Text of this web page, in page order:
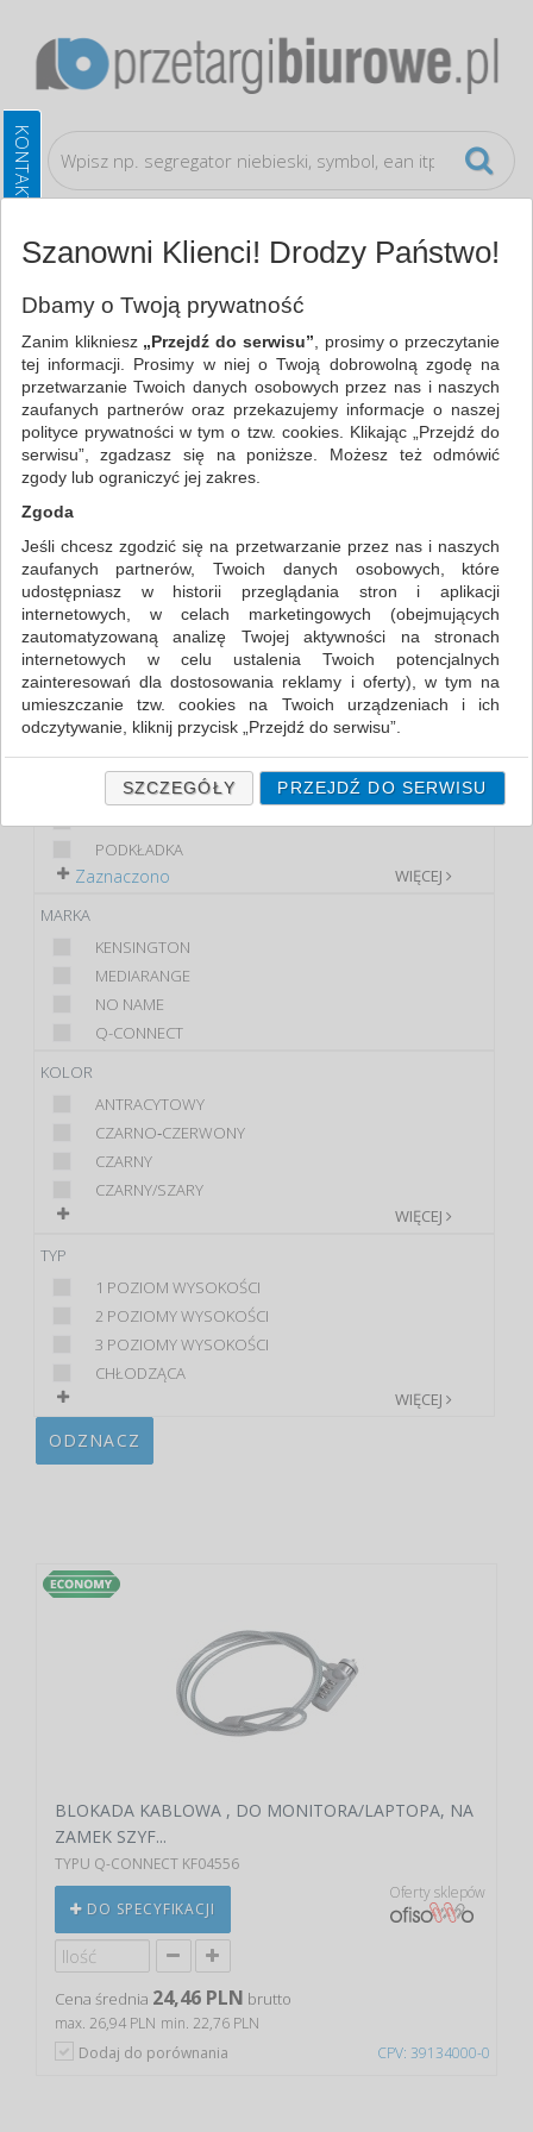
Akcesoria komputerowe
WSZYSTKIE KATEGORIE
NAJCHĘTNIEJ WYBIERANE
AKCESORIA KOMPUTEROWE
ERGONOMIA (1)
FILTRY WIĘCEJ
KLASA
PREMIUM
STANDARD
PRODUKT
BLOKADA
MATA
PLATFORMA
PODKŁADKA
WIĘCEJ
Zaznaczono
MARKA
KENSINGTON
MEDIARANGE
NO NAME
Q-CONNECT
KOLOR
ANTRACYTOWY
CZARNO‑CZERWONY
CZARNY
CZARNY/SZARY
WIĘCEJ
TYP
1 POZIOM WYSOKOŚCI
2 POZIOMY WYSOKOŚCI
3 POZIOMY WYSOKOŚCI
CHŁODZĄCA
WIĘCEJ
ODZNACZ
CPV: 39134000-0
BLOKADA KABLOWA , DO MONITORA/LAPTOPA, NA
ZAMEK SZYF...
TYPU Q-CONNECT KF04556
DO SPECYFIKACJI
Oferty sklepów
Cena średnia 24,46 PLN brutto
max. 26,94 PLN min. 22,76 PLN
Dodaj do porównania
Szanowni Klienci! Drodzy Państwo!
Dbamy o Twoją prywatność
Zanim klikniesz „Przejdź do serwisu” , prosimy o przeczytanie
tej informacji. Prosimy w niej o Twoją dobrowolną zgodę na
przetwarzanie Twoich danych osobowych przez nas i naszych
zaufanych partnerów oraz przekazujemy informacje o naszej
polityce prywatności w tym o tzw. cookies. Klikając „Przejdź do
serwisu”, zgadzasz się na poniższe. Możesz też odmówić
zgody lub ograniczyć jej zakres.
Zgoda
Jeśli chcesz zgodzić się na przetwarzanie przez nas i naszych
zaufanych partnerów, Twoich danych osobowych, które
udostępniasz w historii przeglądania stron i aplikacji
internetowych, w celach marketingowych (obejmujących
zautomatyzowaną analizę Twojej aktywności na stronach
internetowych w celu ustalenia Twoich potencjalnych
zainteresowań dla dostosowania reklamy i oferty), w tym na
umieszczanie tzw. cookies na Twoich urządzeniach i ich
odczytywanie, kliknij przycisk „Przejdź do serwisu”.
Jeśli nie chcesz wyrazić zgody lub ograniczyć jej zakres, kliknij
„Szczegóły”, gdzie znajdziesz wszelkie informacje o tym jak to
zrobić . Te same informacje znajdziesz także na podstronie z
naszą polityką prywatności obowiązującą od 25 maja 2018.
W przypadku użytkowników zalogowanych, ważna jest Państwa
wcześniejsza zgoda której udzieliliście podczas zakładania
konta. Każda Państwa zgoda jest dobrowolna i można ją w
Klauzula Informacyjna (rozwiń)
Lista Zaufanych Partnerów (rozwiń)
SZCZEGÓŁY PRZEJDŹ DO SERWISU